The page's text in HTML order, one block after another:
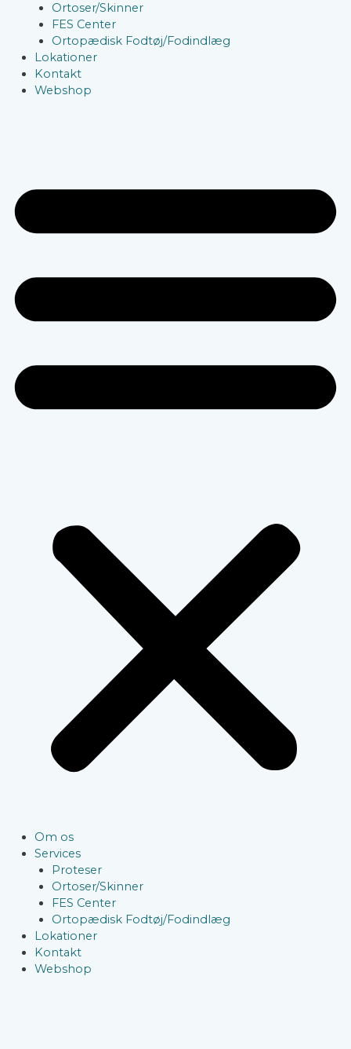
Ortoser/Skinner
FES Center
Ortopædisk Fodtøj/Fodindlæg
Lokationer
Kontakt
Webshop
Om os
Services
Proteser
Ortoser/Skinner
FES Center
Ortopædisk Fodtøj/Fodindlæg
Lokationer
Kontakt
Webshop